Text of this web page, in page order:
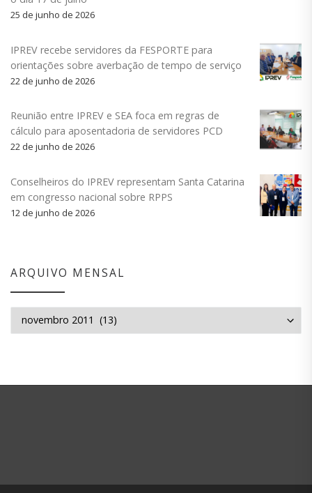
25 de junho de 2026
IPREV recebe servidores da FESPORTE para
orientações sobre averbação de tempo de serviço
22 de junho de 2026
Reunião entre IPREV e SEA foca em regras de
cálculo para aposentadoria de servidores PCD
22 de junho de 2026
Conselheiros do IPREV representam Santa Catarina
em congresso nacional sobre RPPS
12 de junho de 2026
ARQUIVO MENSAL